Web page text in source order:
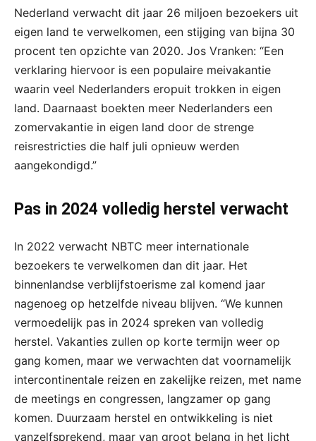
Nederland verwacht dit jaar 26 miljoen bezoekers uit
eigen land te verwelkomen, een stijging van bijna 30
procent ten opzichte van 2020. Jos Vranken: “Een
verklaring hiervoor is een populaire meivakantie
waarin veel Nederlanders eropuit trokken in eigen
land. Daarnaast boekten meer Nederlanders een
zomervakantie in eigen land door de strenge
reisrestricties die half juli opnieuw werden
aangekondigd.”
Pas in 2024 volledig herstel verwacht
In 2022 verwacht NBTC meer internationale
bezoekers te verwelkomen dan dit jaar. Het
binnenlandse verblijfstoerisme zal komend jaar
nagenoeg op hetzelfde niveau blijven. “We kunnen
vermoedelijk pas in 2024 spreken van volledig
herstel. Vakanties zullen op korte termijn weer op
gang komen, maar we verwachten dat voornamelijk
intercontinentale reizen en zakelijke reizen, met name
de meetings en congressen, langzamer op gang
komen. Duurzaam herstel en ontwikkeling is niet
vanzelfsprekend, maar van groot belang in het licht